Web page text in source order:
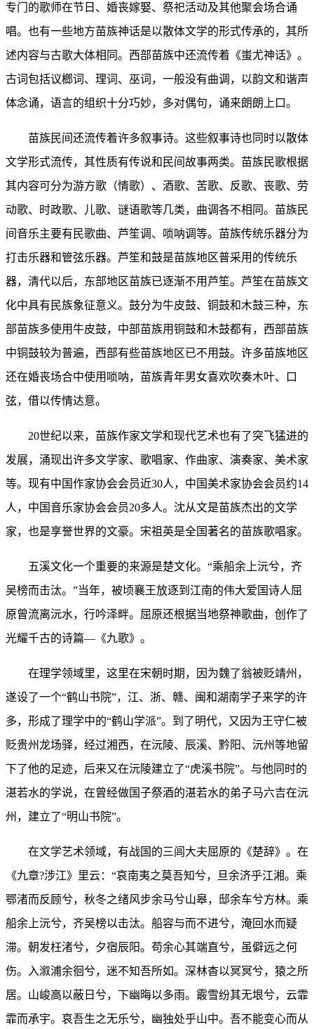
专门的歌师在节日、婚丧嫁娶、祭祀活动及其他聚会场合诵
唱。也有一些地方苗族神话是以散体文学的形式传承的，其所
述内容与古歌大体相同。西部苗族中还流传着《蚩尤神话》。
古词包括议榔词、理词、巫词，一般没有曲调，以韵文和谐声
体念诵，语言的组织十分巧妙，多对偶句，诵来朗朗上口。
苗族民间还流传着许多叙事诗。这些叙事诗也同时以散体
文学形式流传，其性质有传说和民间故事两类。苗族民歌根据
其内容可分为游方歌（情歌）、酒歌、苦歌、反歌、丧歌、劳
动歌、时政歌、儿歌、谜语歌等几类，曲调各不相同。苗族民
间音乐主要有民歌曲、芦笙调、唢呐调等。苗族传统乐器分为
打击乐器和管弦乐器。芦笙和鼓是苗族地区普采用的传统乐
器，清代以后，东部地区苗族已逐渐不用芦笙。芦笙在苗族文
化中具有民族象征意义。鼓分为牛皮鼓、铜鼓和木鼓三种，东
部苗族多使用牛皮鼓，中部苗族用铜鼓和木鼓都有，西部苗族
中铜鼓较为普遍，西部有些苗族地区已不用鼓。许多苗族地区
还在婚丧场合中使用唢呐，苗族青年男女喜欢吹奏木叶、口
弦，借以传情达意。
20世纪以来，苗族作家文学和现代艺术也有了突飞猛进的
发展，涌现出许多文学家、歌唱家、作曲家、演奏家、美术家
等。现有中国作家协会会员近30人，中国美术家协会会员约14
人，中国音乐家协会会员20多人。沈从文是苗族杰出的文学
家，也是享誉世界的文豪。宋祖英是全国著名的苗族歌唱家。
五溪文化一个重要的来源是楚文化。“乘船余上沅兮，齐
吴榜而击汰。”当年，被顷襄王放逐到江南的伟大爱国诗人屈
原曾流离沅水，行吟泽畔。屈原还根据当地祭神歌曲，创作了
光耀千古的诗篇―《九歌》。
在理学领域里，这里在宋朝时期，因为魏了翁被贬靖州，
遂设了一个“鹤山书院”，江、浙、赣、闽和湖南学子来学的许
多，形成了理学中的“鹤山学派”。到了明代，又因为王守仁被
贬贵州龙场驿，经过湘西，在沅陵、辰溪、黔阳、沅州等地留
下了他的足迹，后来又在沅陵建立了“虎溪书院”。与他同时的
湛若水的学说，在曾经做国子祭酒的湛若水的弟子马六吉在沅
州，建立了“明山书院”。
在文学艺术领域，有战国的三闾大夫屈原的《楚辞》。在
《九章?涉江》里云：“哀南夷之莫吾知兮，旦余济乎江湘。乘
鄂渚而反顾兮，秋冬之绪风步余马兮山皋，邸余车兮方林。乘
船余上沅兮，齐吴榜以击汰。船容与而不进兮，淹回水而疑
滞。朝发枉渚兮，夕宿辰阳。苟余心其端直兮，虽僻远之何
伤。入溆浦余徊兮，迷不知吾所如。深林杳以冥冥兮，猿之所
居。山峻高以蔽日兮，下幽晦以多雨。霰雪纷其无垠兮，云霏
霏而承宇。哀吾生之无乐兮，幽独处乎山中。吾不能变心而从